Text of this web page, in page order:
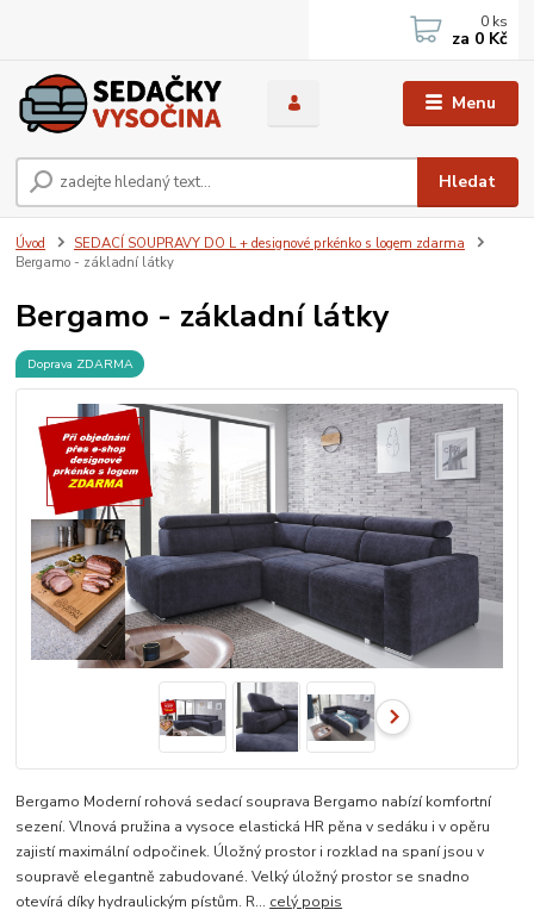
Menu
Hledat
0 ks
za 0 Kč
Úvod
SEDACÍ SOUPRAVY DO L + designové prkénko s logem zdarma
Bergamo - základní látky
Bergamo - základní látky
Doprava ZDARMA
Bergamo Moderní rohová sedací souprava Bergamo nabízí komfortní
sezení. Vlnová pružina a vysoce elastická HR pěna v sedáku i v opěru
zajistí maximální odpočinek. Úložný prostor i rozklad na spaní jsou v
soupravě elegantně zabudované. Velký úložný prostor se snadno
otevírá díky hydraulickým pístům. R... celý popis